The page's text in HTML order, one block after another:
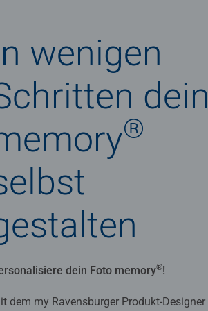
wenigen
dein
®
dein Foto memory®!
dem my Ravensburger Produkt-Designer